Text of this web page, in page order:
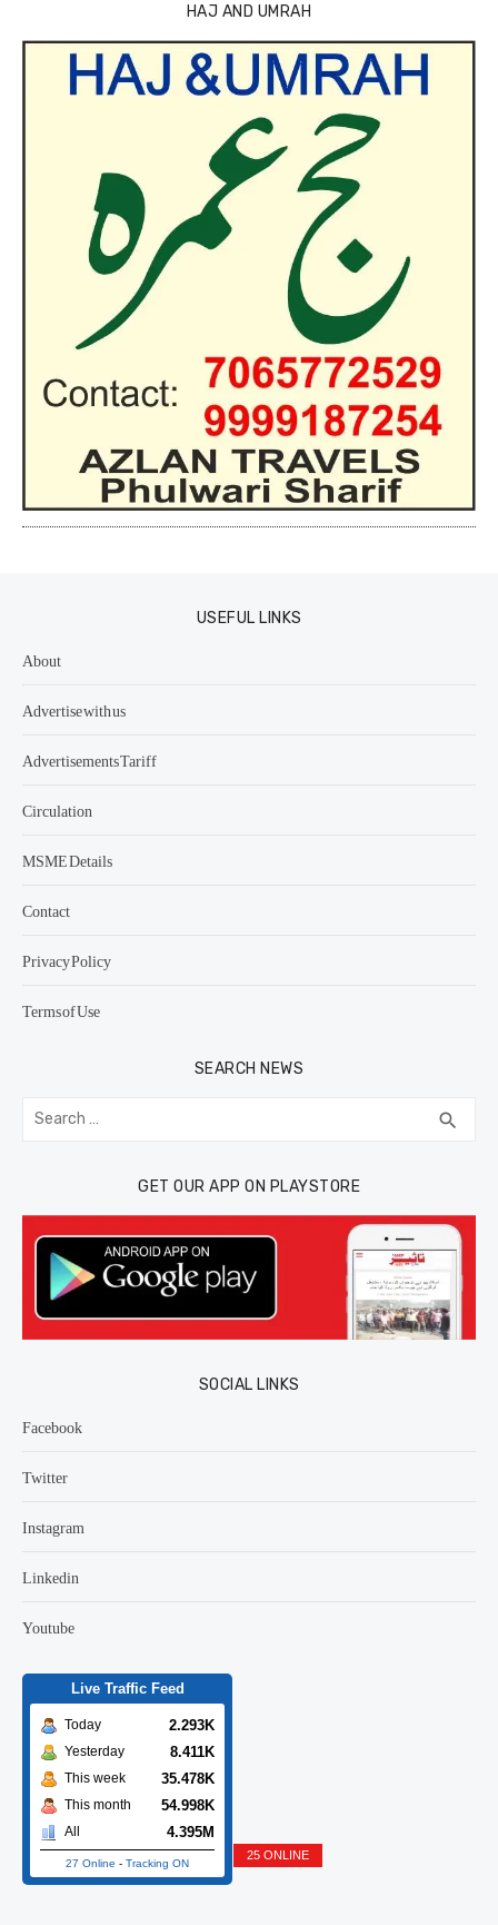
HAJ AND UMRAH
USEFUL LINKS
About
Advertise with us
Advertisements Tariff
Circulation
MSME Details
Contact
Privacy Policy
Terms of Use
SEARCH NEWS
Search
for: search
GET OUR APP ON PLAYSTORE
SOCIAL LINKS
Facebook
Twitter
Instagram
Linkedin
Youtube
Live Traffic Feed
Today 2.293K
Yesterday 8.411K
This week 35.478K
This month 54.998K
All 4.395M
27 Online - Tracking ON
25 ONLINE